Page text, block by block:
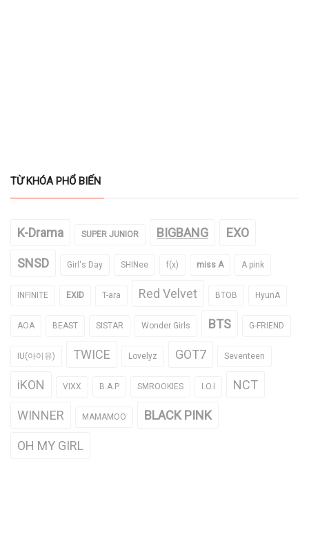
TỪ KHÓA PHỔ BIẾN
K-Drama SUPER JUNIOR BIGBANG EXO
SNSD Girl's Day SHINee f(x) miss A A pink
INFINITE EXID T-ara Red Velvet BTOB HyunA
AOA BEAST SISTAR Wonder Girls BTS G-FRIEND
IU(아이유) TWICE Lovelyz GOT7 Seventeen
iKON VIXX B.A.P SMROOKIES I.O.I NCT
WINNER MAMAMOO BLACK PINK
OH MY GIRL